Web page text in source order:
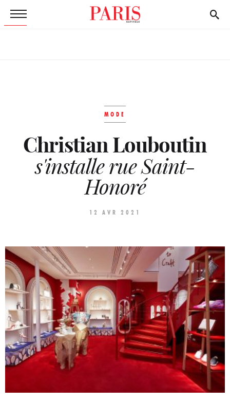
MODE
Christian Louboutin
s'installe rue Saint-
Honoré
12 AVR 2021